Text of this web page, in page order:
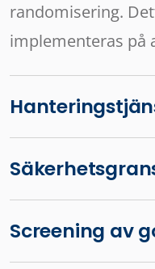
randomisering.
implementeras på
Screening av